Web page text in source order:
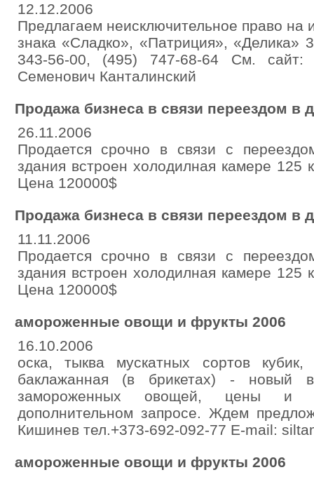
12.12.2006
Предлагаем неисключительное право на
знака «Сладко», «Патриция», «Делика»
343-56-00, (495) 747-68-64 См. сайт:
Семенович Канталинский
Продажа бизнеса в связи переездом в
26.11.2006
Продается срочно в связи с
здания встроен холодилная камере 125
Цена 120000$
Продажа бизнеса в связи переездом в
11.11.2006
Продается срочно в связи с
здания встроен холодилная камере 125
Цена 120000$
амороженные овощи и фрукты 2006
16.10.2006
оска, тыква мускатных сортов
баклажанная (в брикетах) - новый
замороженных овощей, цены и
дополнительном запросе. Ждем
Кишинев тел.+373-692-092-77 E-mail:
амороженные овощи и фрукты 2006